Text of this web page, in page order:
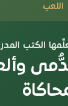
اللعب